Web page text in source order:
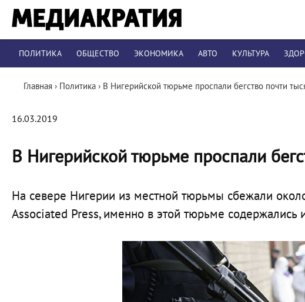
ПОЛИТИКА ОБЩЕСТВО ЭКОНОМИКА АВТО КУЛЬТУРА
Главная › Политика › В Нигерийской тюрьме проспали бегство почти
16.03.2019
В Нигерийской тюрьме проспали
На севере Нигерии из местной тюрьмы сбежали
Associated Press, именно в этой тюрьме содержались